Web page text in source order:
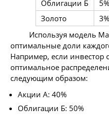
Облигации Б
5%
Золото
3%
Используя модель
оптимальные доли
Например, если инвестор
оптимальное
следующим образом:
Акции А: 40%
Облигации Б: 50%